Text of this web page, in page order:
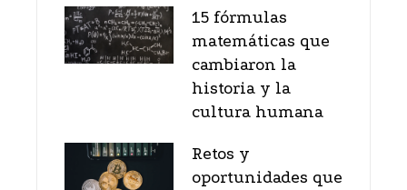
15 fórmulas
matemáticas que
cambiaron la
historia y la
cultura humana
Retos y
oportunidades que